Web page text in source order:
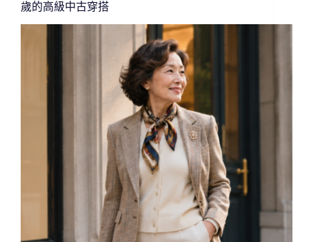
歲的高級中古穿搭